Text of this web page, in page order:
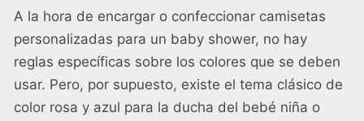
A la hora de encargar o confeccionar camisetas
personalizadas para un baby shower, no hay
reglas específicas sobre los colores que se deben
usar. Pero, por supuesto, existe el tema clásico de
color rosa y azul para la ducha del bebé niña o